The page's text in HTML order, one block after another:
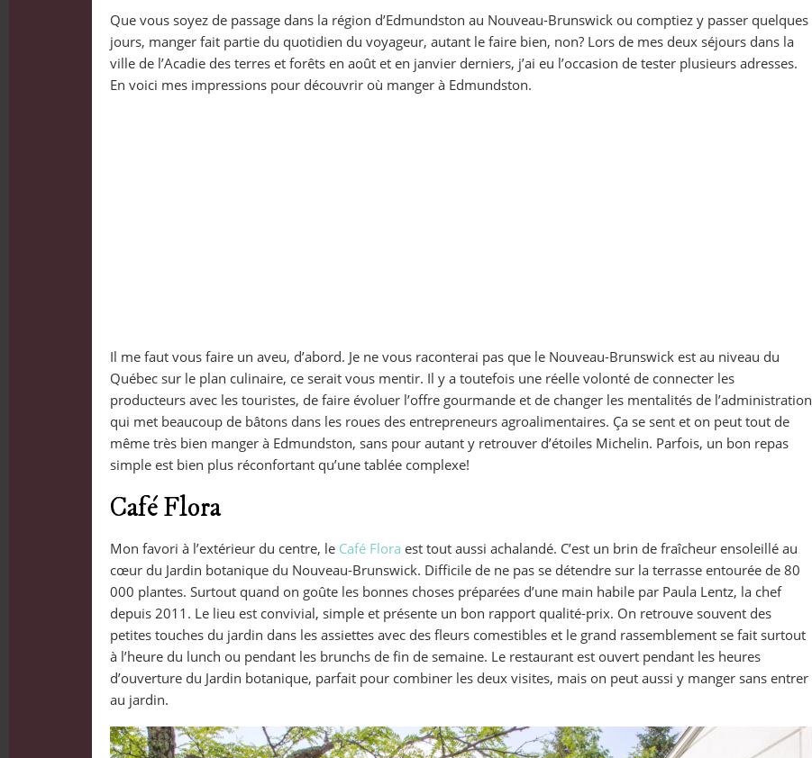
Que vous soyez de passage dans la région d’Edmundston au Nouveau-Brunswick ou comptiez y passer quelques
jours, manger fait partie du quotidien du voyageur, autant le faire bien, non? Lors de mes deux séjours dans la
ville de l’Acadie des terres et forêts en août et en janvier derniers, j’ai eu l’occasion de tester plusieurs adresses.
En voici mes impressions pour découvrir où manger à Edmundston.
Il me faut vous faire un aveu, d’abord. Je ne vous raconterai pas que le Nouveau-Brunswick est au niveau du
Québec sur le plan culinaire, ce serait vous mentir. Il y a toutefois une réelle volonté de connecter les
producteurs avec les touristes, de faire évoluer l’offre gourmande et de changer les mentalités de l’administration
qui met beaucoup de bâtons dans les roues des entrepreneurs agroalimentaires. Ça se sent et on peut tout de
même très bien manger à Edmundston, sans pour autant y retrouver d’étoiles Michelin. Parfois, un bon repas
simple est bien plus réconfortant qu’une tablée complexe!
Café Flora
Mon favori à l’extérieur du centre, le Café Flora est tout aussi achalandé. C’est un brin de fraîcheur ensoleillé au
cœur du Jardin botanique du Nouveau-Brunswick. Difficile de ne pas se détendre sur la terrasse entourée de 80
000 plantes. Surtout quand on goûte les bonnes choses préparées d’une main habile par Paula Lentz, la chef
depuis 2011. Le lieu est convivial, simple et présente un bon rapport qualité-prix. On retrouve souvent des
petites touches du jardin dans les assiettes avec des fleurs comestibles et le grand rassemblement se fait surtout
à l’heure du lunch ou pendant les brunchs de fin de semaine. Le restaurant est ouvert pendant les heures
d’ouverture du Jardin botanique, parfait pour combiner les deux visites, mais on peut aussi y manger sans entrer
au jardin.